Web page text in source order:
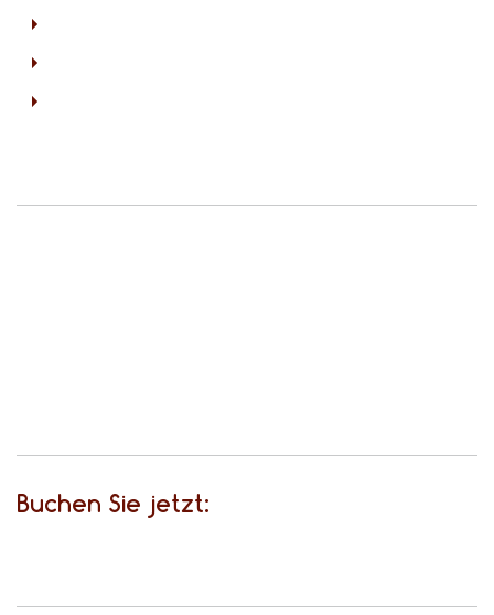
Buchen Sie jetzt: